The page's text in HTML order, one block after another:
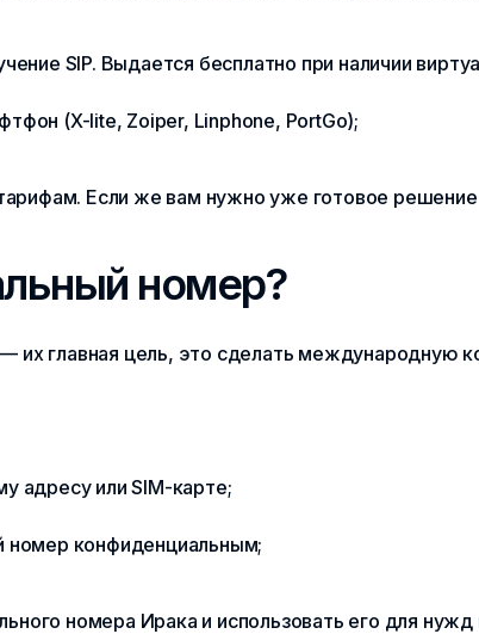
SIP. Выдается бесплатно при наличии
(X-lite, Zoiper, Linphone, PortGo);
Если же вам нужно уже готовое
номер?
их главная цель, это сделать международную
адресу или SIM-карте;
номер конфиденциальным;
номера Ирака и использовать его для